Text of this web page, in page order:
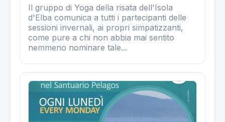
Il gruppo di Yoga della risata dell'Isola
d'Elba comunica a tutti i partecipanti delle
sessioni invernali, ai propri simpatizzanti,
come pure a chi non abbia mai sentito
nemmeno nominare tale...